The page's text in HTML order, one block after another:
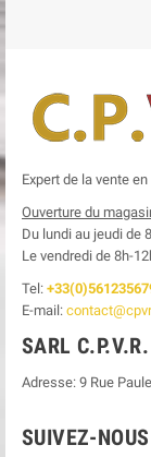
Expert de la vente
Ouverture du
Du lundi au jeudi de
Le vendredi de 8h-
Tel:
E-mail:
SARL C.P.V.R.
Adresse: 9 Rue
SUIVEZ-NOUS